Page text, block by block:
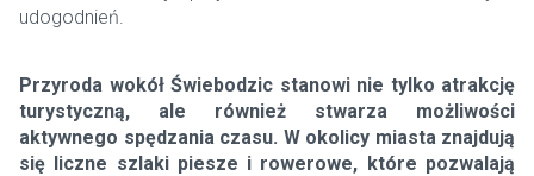
udogodnień.
Przyroda wokół Świebodzic stanowi nie tylko atrakcję
turystyczną, ale również stwarza możliwości
aktywnego spędzania czasu. W okolicy miasta znajdują
się liczne szlaki piesze i rowerowe, które pozwalają